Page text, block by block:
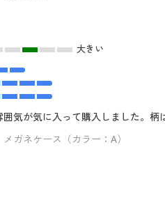
大きい
気が気に入って購入しました。柄
ガネケース（カラー：A）